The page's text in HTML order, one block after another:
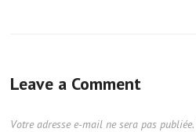
Leave a Comment
Votre adresse e-mail ne sera pas publiée.